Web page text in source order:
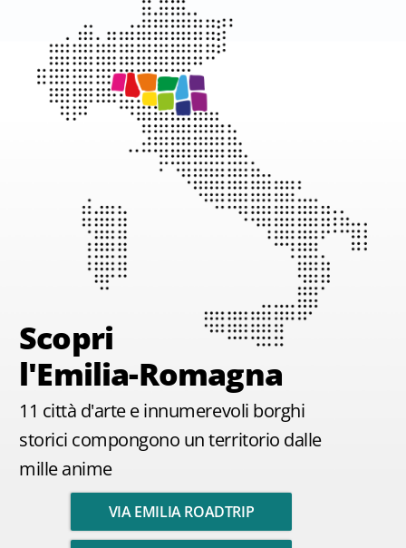
Scopri
l'Emilia-Romagna
11 città d'arte e innumerevoli borghi
storici compongono un territorio dalle
mille anime
VIA EMILIA ROADTRIP